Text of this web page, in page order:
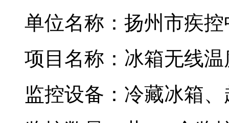
单位名称：扬州市疾控
项目名称：冰箱无线
监控设备：冷藏冰箱